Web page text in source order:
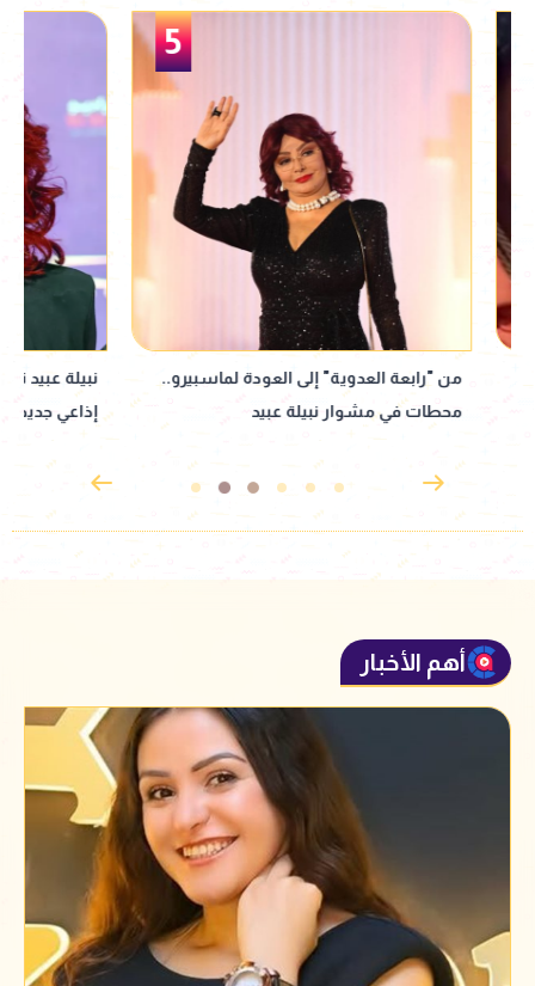
من "رابعة العدوية" إلى العودة لماسبيرو..
محطات في مشوار نبيلة عبيد
نبيلة عبيد تعود
إذاعي جديد
أهم الأخبار